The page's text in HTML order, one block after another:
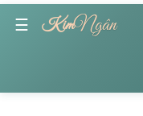
☰ KimNgân